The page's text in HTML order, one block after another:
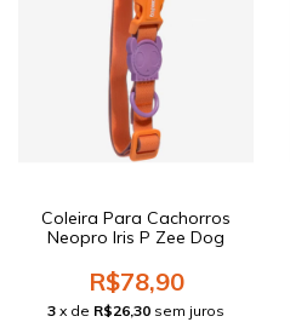
Coleira Para Cachorros
Neopro Iris P Zee Dog
R$78,90
3 x de R$26,30 sem juros